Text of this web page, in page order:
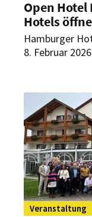
Open
Hotels
Hamburger
8. Februar
aus einer
Veranstaltung